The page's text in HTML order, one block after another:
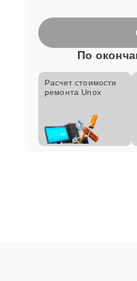
По
Расчет стоимости
ремонта Unox